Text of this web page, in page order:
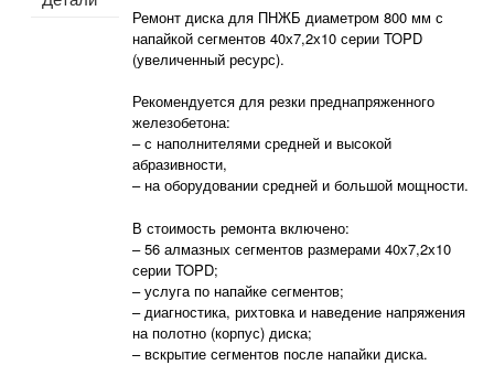
Ремонт диска для ПНЖБ диаметром 800 мм с
напайкой сегментов 40х7,2х10 серии TOPD
(увеличенный ресурс).
Рекомендуется для резки преднапряженного
железобетона:
– с наполнителями средней и высокой
абразивности,
– на оборудовании средней и большой мощности.
В стоимость ремонта включено:
– 56 алмазных сегментов размерами 40х7,2х10
серии TOPD;
– услуга по напайке сегментов;
– диагностика, рихтовка и наведение напряжения
на полотно (корпус) диска;
– вскрытие сегментов после напайки диска.